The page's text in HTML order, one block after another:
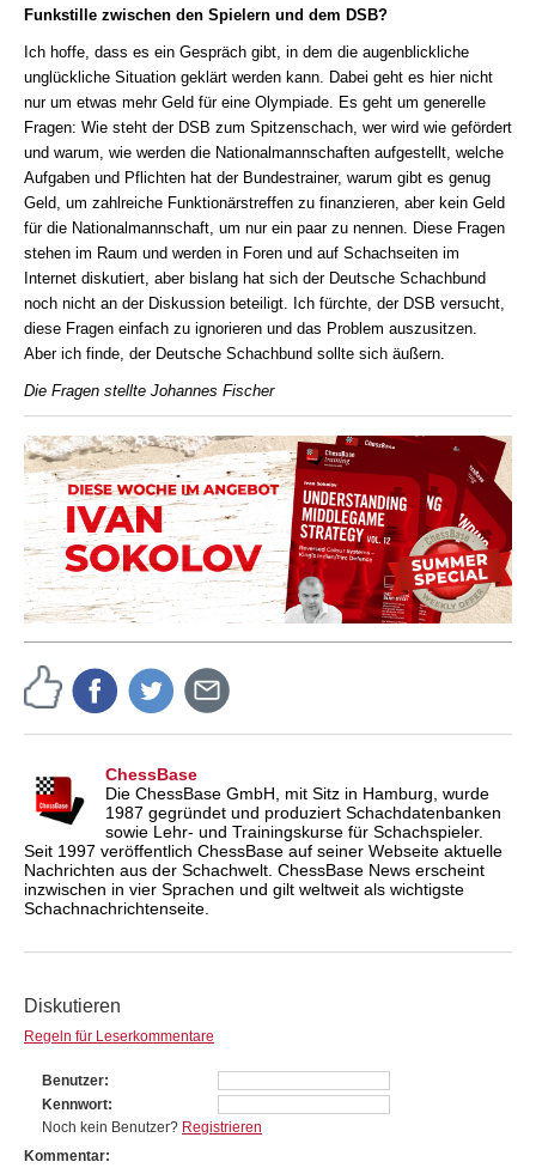
Funkstille zwischen den Spielern und dem DSB?
Ich hoffe, dass es ein Gespräch gibt, in dem die augenblickliche
unglückliche Situation geklärt werden kann. Dabei geht es hier nicht
nur um etwas mehr Geld für eine Olympiade. Es geht um generelle
Fragen: Wie steht der DSB zum Spitzenschach, wer wird wie gefördert
und warum, wie werden die Nationalmannschaften aufgestellt, welche
Aufgaben und Pflichten hat der Bundestrainer, warum gibt es genug
Geld, um zahlreiche Funktionärstreffen zu finanzieren, aber kein Geld
für die Nationalmannschaft, um nur ein paar zu nennen. Diese Fragen
stehen im Raum und werden in Foren und auf Schachseiten im
Internet diskutiert, aber bislang hat sich der Deutsche Schachbund
noch nicht an der Diskussion beteiligt. Ich fürchte, der DSB versucht,
diese Fragen einfach zu ignorieren und das Problem auszusitzen.
Aber ich finde, der Deutsche Schachbund sollte sich äußern.
Die Fragen stellte Johannes Fischer
ChessBase
Die ChessBase GmbH, mit Sitz in Hamburg, wurde
1987 gegründet und produziert Schachdatenbanken
sowie Lehr- und Trainingskurse für Schachspieler.
Seit 1997 veröffentlich ChessBase auf seiner Webseite aktuelle
Nachrichten aus der Schachwelt. ChessBase News erscheint
inzwischen in vier Sprachen und gilt weltweit als wichtigste
Schachnachrichtenseite.
Diskutieren
Regeln für Leserkommentare
Benutzer
Kennwort
Noch kein Benutzer? Registrieren
Kommentar